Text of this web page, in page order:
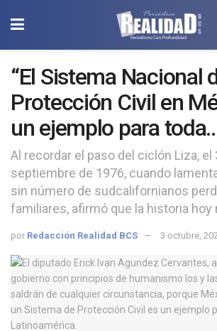
“El Sistema Nacional
Protección Civil en
un ejemplo para toda
Latinoamérica”:
Agundez Cervantes
Al recordar el paso del ciclón Liza, el
septiembre de 1976, cuando
sin número de sudcalifornianos
familiares, afirmó que la historia hoy
por Redacción Realidad BCS 3 octubre,